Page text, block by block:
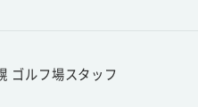
ゴルフ場スタッフ